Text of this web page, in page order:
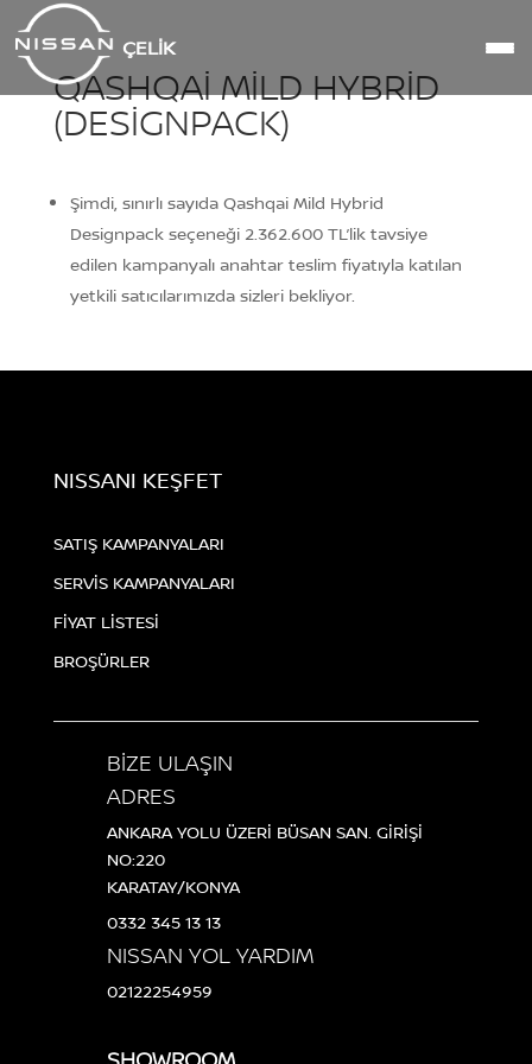
ÇELIK
QASHQAI MILD HYBRID
(DESIGNPACK)
Şimdi, sınırlı sayıda Qashqai Mild Hybrid
Designpack seçeneği 2.362.600 TL’lik tavsiye
edilen kampanyalı anahtar teslim fiyatıyla katılan
yetkili satıcılarımızda sizleri bekliyor.
NISSANI KEŞFET
SATIŞ KAMPANYALARI
SERVİS KAMPANYALARI
FİYAT LİSTESİ
BROŞÜRLER
BİZE ULAŞIN
ADRES
ANKARA YOLU ÜZERİ BÜSAN SAN. GİRİŞİ
NO:220
KARATAY/KONYA
0332 345 13 13
NISSAN YOL YARDIM
02122254959